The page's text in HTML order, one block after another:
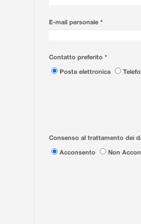
E-mail personale *
Contatto preferito *
Posta elettronica
Consenso al trattamento dei
Acconsento
Non